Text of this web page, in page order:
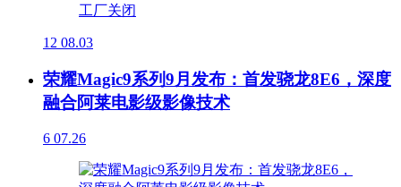
12 08.03
荣耀Magic9系列9月发布：首发骁龙8E6，深度
融合阿莱电影级影像技术
6 07.26